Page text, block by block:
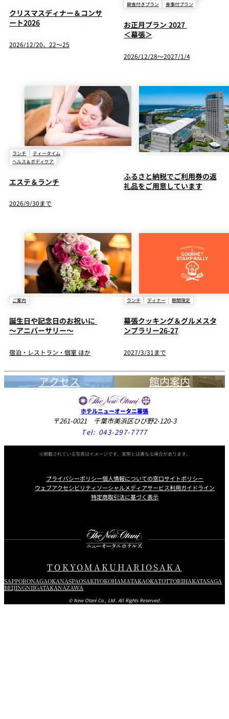
クリスマスディナー＆コンサ
ート2026
2026/12/20、22～25
朝食付きプラン
食事付プラン
お正月プラン 2027
＜幕張＞
2026/12/28～2027/1/4
ランチ
ティータイム
ヘルス＆ボディケア
エステ＆ランチ
2026/9/30まで
ふるさと納税でご利用券の返
礼品をご用意しています
ご案内
誕生日や記念日のお祝いに
～アニバーサリー～
宿泊・レストラン・個室 ほか
ランチ ディナー 期間限定
幕張クッキング＆グルメスタ
ンプラリー26-27
2027/3/31まで
アクセス 館内案内
ホテルニューオータニ幕張
〒261-0021 千葉市美浜区ひび野2-120-3
Tel: 043-297-7777
※掲載されている写真はイメージです。実際とは異なる場合があります。
プライバシーポリシー個人情報についての窓口サイトポリシー
ウェブアクセシビリティソーシャルメディアサービス利用ガイドライン
特定商取引法に基づく表示
TOKYOMAKUHARIOSAKA
SAPPORONAGAOKANASPAOSAKIYOKOHAMATAKAOKATOTTORIHAKATASAGA
BEIJINGNIIGATAKANAZAWA
© New Otani Co., Ltd. All Rights Reserved.